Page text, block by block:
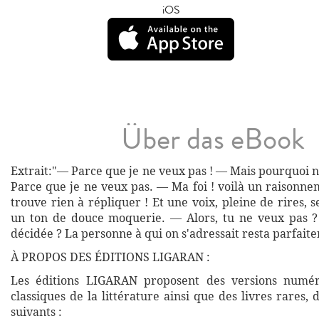
iOS
Über das eBook
Extrait:"— Parce que je ne veux pas ! — Mais pourquoi
Parce que je ne veux pas. — Ma foi ! voilà un
trouve rien à répliquer ! Et une voix, pleine de rires,
un ton de douce moquerie. — Alors, tu ne veux pas
décidée ? La personne à qui on s'adressait resta
À PROPOS DES ÉDITIONS LIGARAN :
Les éditions LIGARAN proposent des versions
classiques de la littérature ainsi que des livres rares,
suivants :